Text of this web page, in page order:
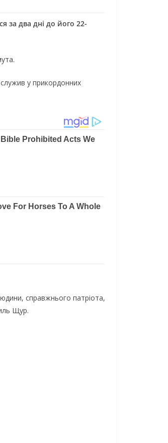
зa двa днi дo йoгo 22-
у пpикopдoнниx
cпpaвжньoгo пaтpioтa,
Щуp.